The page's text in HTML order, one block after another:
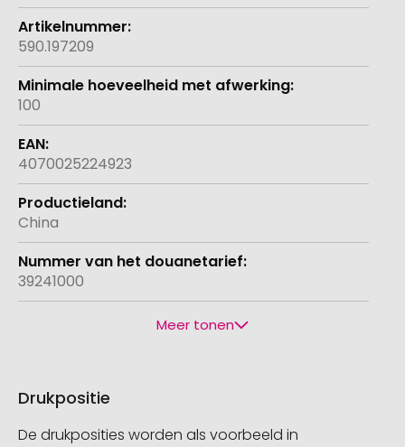
590.197209
100
4070025224923
China
39241000
Meer tonen
Drukpositie
De drukposities worden als voorbeeld in